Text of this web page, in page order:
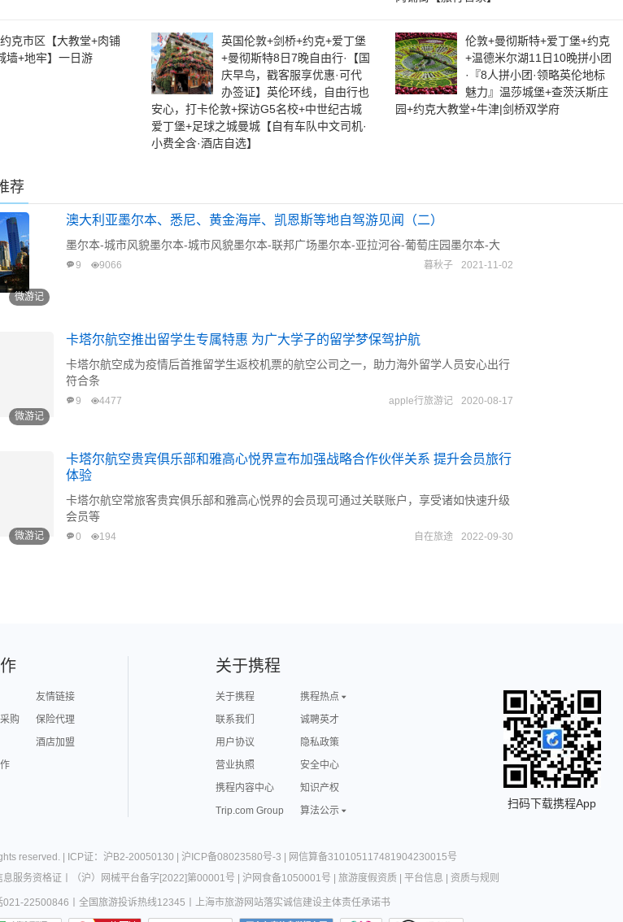
克市区【大教堂+肉铺
墙+地牢】一日游
英国伦敦+剑桥+约克+爱丁堡
+曼彻斯特8日7晚自由行·【国
庆早鸟，戳客服享优惠·可代
办签证】英伦环线，自由行也
安心，打卡伦敦+探访G5名校+中世纪古城
爱丁堡+足球之城曼城【自有车队中文司机·
小费全含·酒店自选】
伦敦+曼彻斯特+爱丁堡+约克
+温德米尔湖11日10晚拼小团
·『8人拼小团·领略英伦地标
魅力』温莎城堡+查茨沃斯庄
园+约克大教堂+牛津|剑桥双学府
荐
微游记
澳大利亚墨尔本、悉尼、黄金海岸、凯恩斯等地自驾游见闻（二）
墨尔本-城市风貌墨尔本-城市风貌墨尔本-联邦广场墨尔本-亚拉河谷-葡萄庄园墨尔本-大
9 9066 暮秋子 2021-11-02
微游记
卡塔尔航空推出留学生专属特惠 为广大学子的留学梦保驾护航
卡塔尔航空成为疫情后首推留学生返校机票的航空公司之一，助力海外留学人员安心出行
符合条
9 4477 apple行旅游记 2020-08-17
微游记
卡塔尔航空贵宾俱乐部和雅高心悦界宣布加强战略合作伙伴关系 提升会员旅行
体验
卡塔尔航空常旅客贵宾俱乐部和雅高心悦界的会员现可通过关联账户，享受诸如快速升级
会员等
0 194 自在旅途 2022-09-30
友情链接
购
保险代理
酒店加盟
关于携程
关于携程
携程热点
联系我们
诚聘英才
用户协议
隐私政策
营业执照
安全中心
携程内容中心
知识产权
Trip.com Group
算法公示
扫码下载携程App
reserved. | ICP证：沪B2-20050130 沪ICP备08023580号-3
网信算备310105117481904230015号
息服务资格证 （沪）网械平台备字[2022]第00001号 沪网食备1050001号 旅游度假资质| 平台信息 资质与规则
021-22500846 全国旅游投诉热线12345 上海市旅游网站落实诚信建设主体责任承诺书